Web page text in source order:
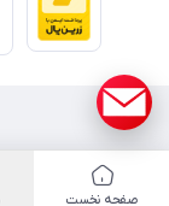
صفحه نخست